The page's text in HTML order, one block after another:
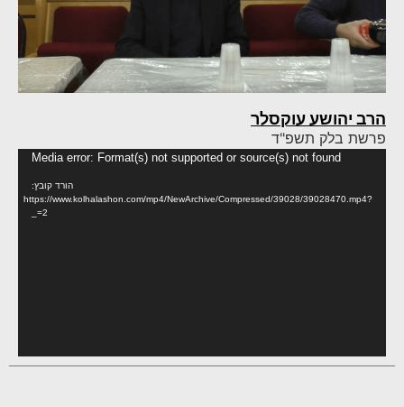
הרב יהושע עוקסלר
פרשת בלק תשפ"ד
Media error: Format(s) not supported or source(s) not found
הורד קובץ:
https://www.kolhalashon.com/mp4/NewArchive/Compressed/39028/39028470.mp4?
_=2